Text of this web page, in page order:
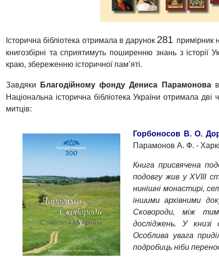
Історична бібліотека отримала в дарунок 281 примірник
книгозбірні та сприятимуть поширенню знань з історії
краю, збереженню історичної пам’яті.
Завдяки Благодійному фонду Дениса Парамонова
Національна історична бібліотека України отримала
митців:
Горбоносов В. О.
Парамонов А. Ф. -
Книга присвячена
подовгу жив у XVIII
нинішні монастирі,
іншими архівними
Сковороди, між
досліджень. У книзі
Особлива увага
подробиць ніби